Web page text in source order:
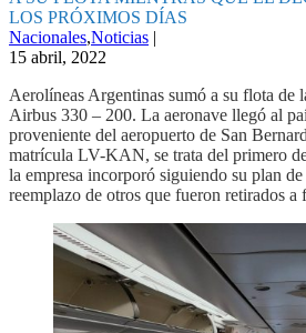
LOS PRÓXIMOS DÍAS
Nacionales,Noticias |
15 abril, 2022
Aerolíneas Argentinas sumó a su flota de
Airbus 330 – 200. La aeronave llegó al
proveniente del aeropuerto de San
matrícula LV-KAN, se trata del primero
la empresa incorporó siguiendo su plan
reemplazo de otros que fueron retirados a